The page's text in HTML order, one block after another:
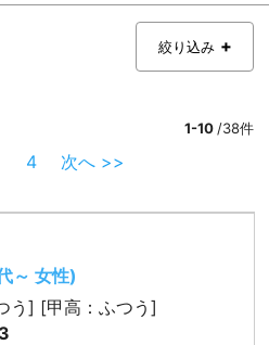
絞り込み
1-10 /38件
4 次へ >>
～ 女性)
う] [甲高：ふつう]